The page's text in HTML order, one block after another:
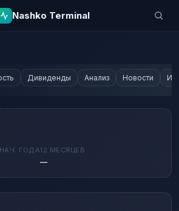
Nashko Terminal
Дивиденды Анализ Новости
ГОДА12 МЕСЯЦЕВ
—